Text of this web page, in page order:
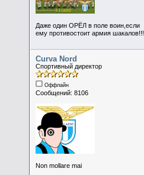
Даже один ОРЁЛ в поле воин,если
ему противостоит армия шакалов!!!
Curva Nord
Спортивный директор
Оффлайн
Сообщений: 8106
Non mollare mai